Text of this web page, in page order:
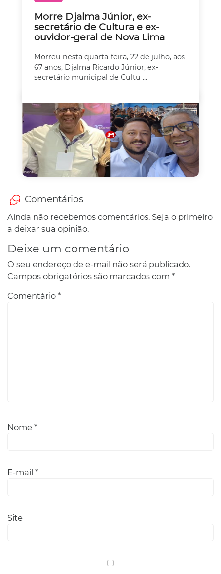
Morre Djalma Júnior, ex-
secretário de Cultura e ex-
ouvidor-geral de Nova Lima
Morreu nesta quarta-feira, 22 de julho, aos
67 anos, Djalma Ricardo Júnior, ex-
secretário municipal de Cultu ...
Comentários
Ainda não recebemos comentários. Seja o primeiro
a deixar sua opinião.
Deixe um comentário
O seu endereço de e-mail não será publicado.
Campos obrigatórios são marcados com *
Comentário *
Nome *
E-mail *
Site